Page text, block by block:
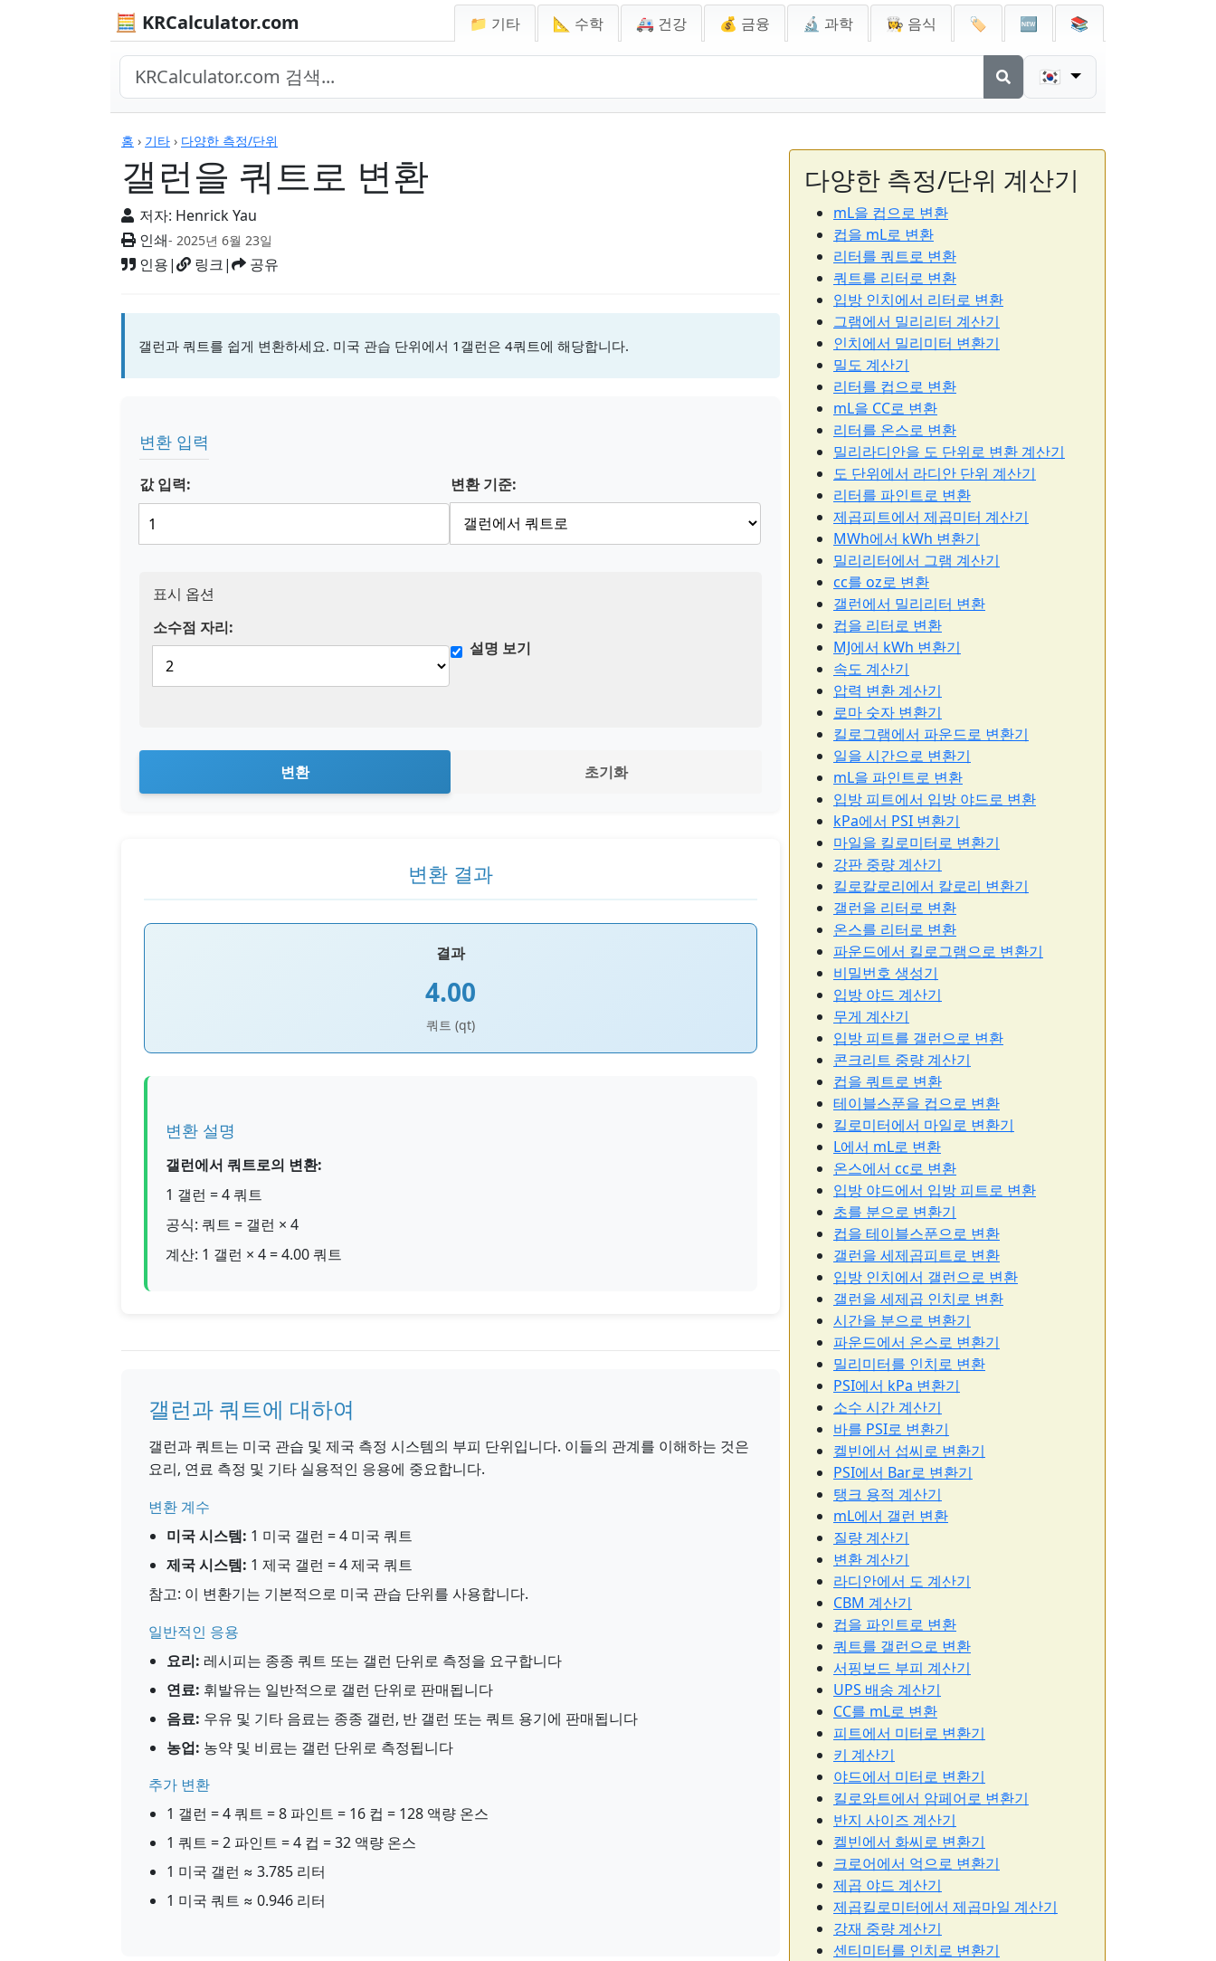
🧮 KRCalculator.com 📁 기타 📐 수학 🚑 건강 💰 금융 🔬 과학 👩‍🍳 음식 🏷️ 🆕 📚
🇰🇷
홈 › 기타 › 다양한 측정/단위
갤런을 쿼트로 변환
저자: Henrick Yau
인쇄- 2025년 6월 23일
인용| 링크| 공유
계산기
갤런과 쿼트를 쉽게 변환하세요. 미국 관습 단위에서 1갤런은 4쿼트에 해당합니다.
변환 입력
값 입력: 변환 기준:
표시 옵션
소수점 자리:
설명 보기
변환 초기화
변환 결과
결과
4.00
쿼트 (qt)
변환 설명
갤런에서 쿼트로의 변환:
1 갤런 = 4 쿼트
공식: 쿼트 = 갤런 × 4
계산: 1 갤런 × 4 = 4.00 쿼트
갤런과 쿼트에 대하여
갤런과 쿼트는 미국 관습 및 제국 측정 시스템의 부피 단위입니다. 이들의 관계를 이해하는 것은
요리, 연료 측정 및 기타 실용적인 응용에 중요합니다.
변환 계수
미국 시스템: 1 미국 갤런 = 4 미국 쿼트
제국 시스템: 1 제국 갤런 = 4 제국 쿼트
참고: 이 변환기는 기본적으로 미국 관습 단위를 사용합니다.
일반적인 응용
요리: 레시피는 종종 쿼트 또는 갤런 단위로 측정을 요구합니다
연료: 휘발유는 일반적으로 갤런 단위로 판매됩니다
음료: 우유 및 기타 음료는 종종 갤런, 반 갤런 또는 쿼트 용기에 판매됩니다
농업: 농약 및 비료는 갤런 단위로 측정됩니다
추가 변환
1 갤런 = 4 쿼트 = 8 파인트 = 16 컵 = 128 액량 온스
1 쿼트 = 2 파인트 = 4 컵 = 32 액량 온스
1 미국 갤런 ≈ 3.785 리터
1 미국 쿼트 ≈ 0.946 리터
다양한 측정/단위 계산기
mL을 컵으로 변환
컵을 mL로 변환
리터를 쿼트로 변환
쿼트를 리터로 변환
입방 인치에서 리터로 변환
그램에서 밀리리터 계산기
인치에서 밀리미터 변환기
밀도 계산기
리터를 컵으로 변환
mL을 CC로 변환
리터를 온스로 변환
밀리라디안을 도 단위로 변환 계산기
도 단위에서 라디안 단위 계산기
리터를 파인트로 변환
제곱피트에서 제곱미터 계산기
MWh에서 kWh 변환기
밀리리터에서 그램 계산기
cc를 oz로 변환
갤런에서 밀리리터 변환
컵을 리터로 변환
MJ에서 kWh 변환기
속도 계산기
압력 변환 계산기
로마 숫자 변환기
킬로그램에서 파운드로 변환기
일을 시간으로 변환기
mL을 파인트로 변환
입방 피트에서 입방 야드로 변환
kPa에서 PSI 변환기
마일을 킬로미터로 변환기
강판 중량 계산기
킬로칼로리에서 칼로리 변환기
갤런을 리터로 변환
온스를 리터로 변환
파운드에서 킬로그램으로 변환기
비밀번호 생성기
입방 야드 계산기
무게 계산기
입방 피트를 갤런으로 변환
콘크리트 중량 계산기
컵을 쿼트로 변환
테이블스푼을 컵으로 변환
킬로미터에서 마일로 변환기
L에서 mL로 변환
온스에서 cc로 변환
입방 야드에서 입방 피트로 변환
초를 분으로 변환기
컵을 테이블스푼으로 변환
갤런을 세제곱피트로 변환
입방 인치에서 갤런으로 변환
갤런을 세제곱 인치로 변환
시간을 분으로 변환기
파운드에서 온스로 변환기
밀리미터를 인치로 변환
PSI에서 kPa 변환기
소수 시간 계산기
바를 PSI로 변환기
켈빈에서 섭씨로 변환기
PSI에서 Bar로 변환기
탱크 용적 계산기
mL에서 갤런 변환
질량 계산기
변환 계산기
라디안에서 도 계산기
CBM 계산기
컵을 파인트로 변환
쿼트를 갤런으로 변환
서핑보드 부피 계산기
UPS 배송 계산기
CC를 mL로 변환
피트에서 미터로 변환기
키 계산기
야드에서 미터로 변환기
킬로와트에서 암페어로 변환기
반지 사이즈 계산기
켈빈에서 화씨로 변환기
크로어에서 억으로 변환기
제곱 야드 계산기
제곱킬로미터에서 제곱마일 계산기
강재 중량 계산기
센티미터를 인치로 변환기